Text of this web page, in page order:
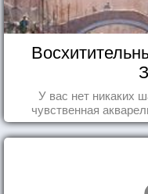
У вас нет никаких
чувственная